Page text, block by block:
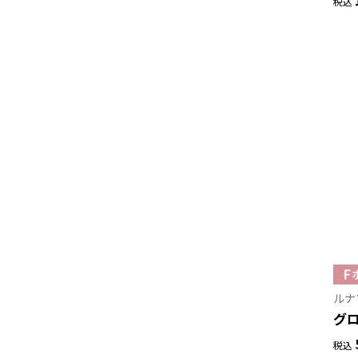
ル
グ
税込